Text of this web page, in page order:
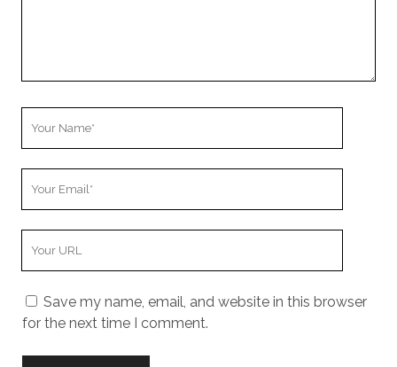
Save my name, email, and website in this browser
for the next time I comment.